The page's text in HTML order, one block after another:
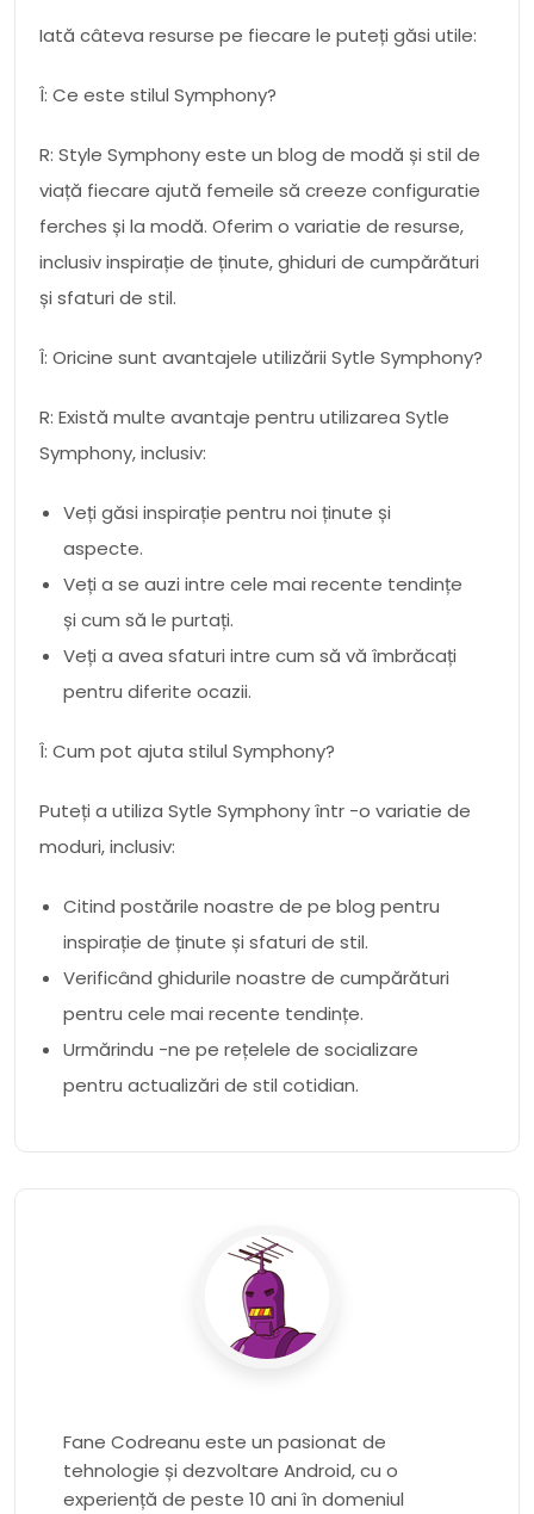
Iată câteva resurse pe fiecare le puteți găsi utile:
Î: Ce este stilul Symphony?
R: Style Symphony este un blog de modă și stil de
viață fiecare ajută femeile să creeze configuratie
ferches și la modă. Oferim o variatie de resurse,
inclusiv inspirație de ținute, ghiduri de cumpărături
și sfaturi de stil.
Î: Oricine sunt avantajele utilizării Sytle Symphony?
R: Există multe avantaje pentru utilizarea Sytle
Symphony, inclusiv:
Veți găsi inspirație pentru noi ținute și
aspecte.
Veți a se auzi intre cele mai recente tendințe
și cum să le purtați.
Veți a avea sfaturi intre cum să vă îmbrăcați
pentru diferite ocazii.
Î: Cum pot ajuta stilul Symphony?
Puteți a utiliza Sytle Symphony într -o variatie de
moduri, inclusiv:
Citind postările noastre de pe blog pentru
inspirație de ținute și sfaturi de stil.
Verificând ghidurile noastre de cumpărături
pentru cele mai recente tendințe.
Urmărindu -ne pe rețelele de socializare
pentru actualizări de stil cotidian.
Fane Codreanu este un pasionat de
tehnologie și dezvoltare Android, cu o
experiență de peste 10 ani în domeniul